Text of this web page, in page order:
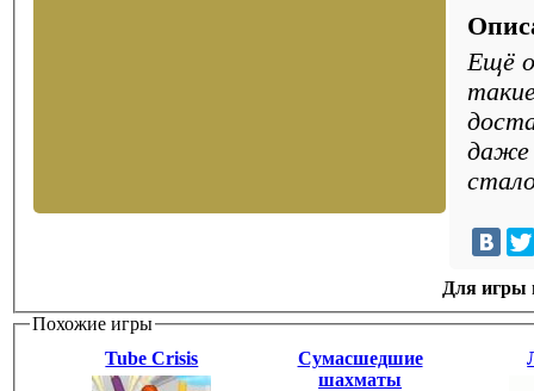
Ещё
даже
Для игры
Похожие игры
Tube Crisis
Сумасшедшие
шахматы